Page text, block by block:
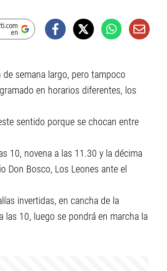
en
semana largo, pero tampoco
en horarios diferentes, los
sentido porque se chocan entre
10, novena a las 11.30 y la décima
Don Bosco, Los Leones ante el
invertidas, en cancha de la
las 10, luego se pondrá en marcha la